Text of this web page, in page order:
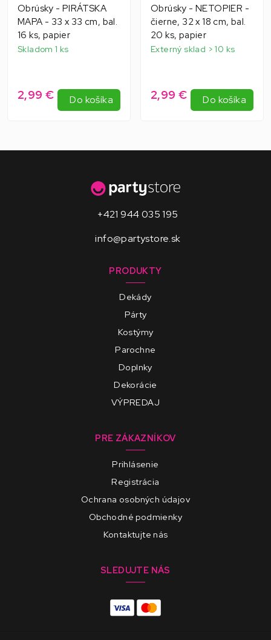
Obrúsky - PIRÁTSKA
MAPA - 33 x 33 cm, bal.
16 ks, papier
Skladom 1 ks
2,99 € Do košíka
Obrúsky - NETOPIER -
čierne, 32 x 18 cm, bal.
20 ks, papier
Externý sklad > 10 ks
2,99 € Do košíka
+421 944 035 195
info@partystore.sk
PRODUKTY
Dekády
Párty
Kostýmy
Parochne
Doplnky
Dekorácie
VÝPREDAJ
PRE ZÁKAZNÍKOV
Prihlásenie
Registrácia
Ochrana osobných údajov
Obchodné podmienky
Kontaktujte nás
SLEDUJTE NÁS